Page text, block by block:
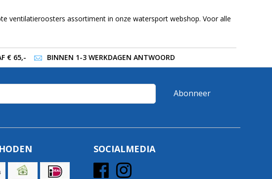
ventilatieroosters assortiment in onze watersport webshop. Voor alle
€ 65,- BINNEN 1-3 WERKDAGEN ANTWOORD
Abonneer
SOCIALMEDIA